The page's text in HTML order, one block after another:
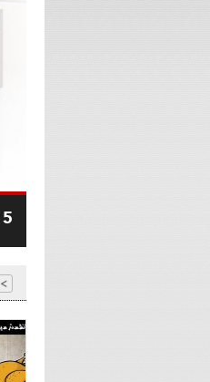
5 أسماء فرنسية يريدها زيدان في ريال مدريد
>